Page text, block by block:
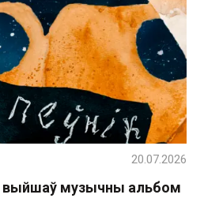
выйшаў музычны альбом
20.07.2026